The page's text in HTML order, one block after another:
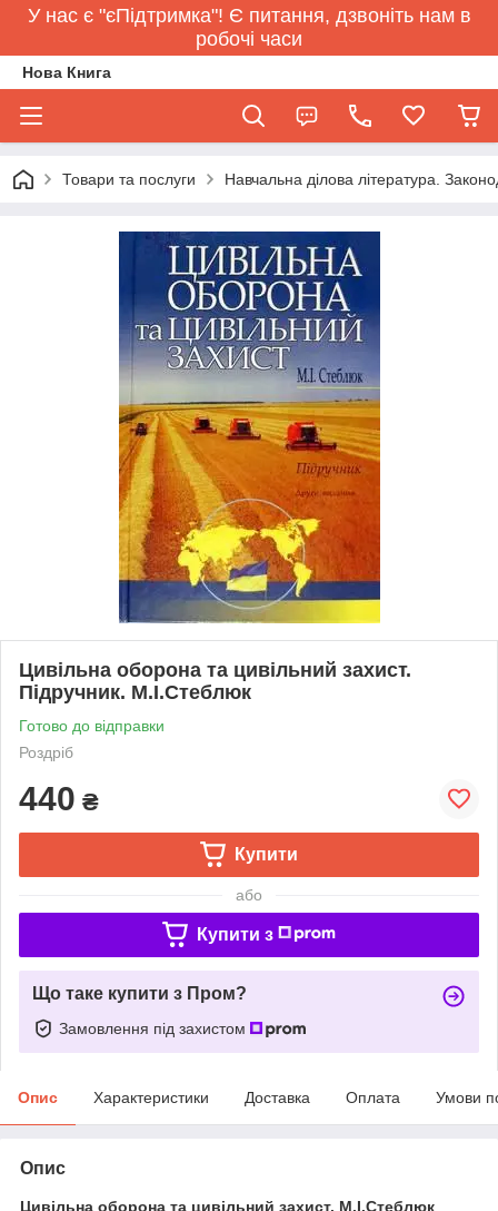
У нас є "єПідтримка"! Є питання, дзвоніть нам в
робочі часи
Нова Книга
Товари та послуги Навчальна ділова література.
Цивільна оборона та цивільний захист.
Підручник. М.І.Стеблюк
Готово до відправки
Роздріб
440 ₴
Купити
або
Купити з
Що таке купити з Пром?
Замовлення під захистом
Опис Характеристики Доставка Оплата Умови
Опис
Цивільна оборона та цивільний захист. М.І.Стеблюк